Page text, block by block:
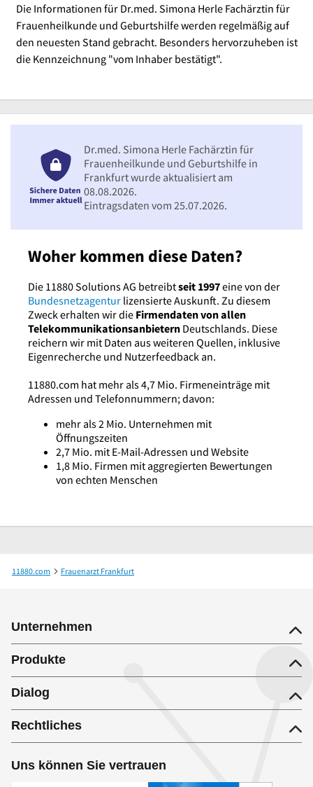
Die Informationen für Dr.med. Simona Herle Fachärztin für
Frauenheilkunde und Geburtshilfe werden regelmäßig auf
den neuesten Stand gebracht. Besonders hervorzuheben ist
die Kennzeichnung "vom Inhaber bestätigt".
Woher kommen diese Daten?
Die 11880 Solutions AG betreibtseit 1997eine von der
Bundesnetzagentur lizensierte Auskunft. Zu diesem
Zweck erhalten wir die Firmendaten von allen
Telekommunikationsanbietern Deutschlands. Diese
reichern wir mit Daten aus weiteren Quellen, inklusive
Eigenrecherche und Nutzerfeedback an.
11880.com hat mehr als 4,7 Mio. Firmeneinträge mit
Adressen und Telefonnummern; davon:
mehr als 2 Mio. Unternehmen mit
Öffnungszeiten
2,7 Mio. mit E-Mail-Adressen und Website
1,8 Mio. Firmen mit aggregierten Bewertungen
von echten Menschen
Dr.med. Simona Herle Fachärztin für
Frauenheilkunde und Geburtshilfe in
Frankfurt wurde aktualisiert am
08.08.2026.
Eintragsdaten vom 25.07.2026.
11880.com
Frauenarzt Frankfurt
Unternehmen
Produkte
Dialog
Rechtliches
Uns können Sie vertrauen